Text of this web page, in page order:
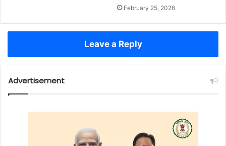
February 25, 2026
Leave a Reply
Advertisement